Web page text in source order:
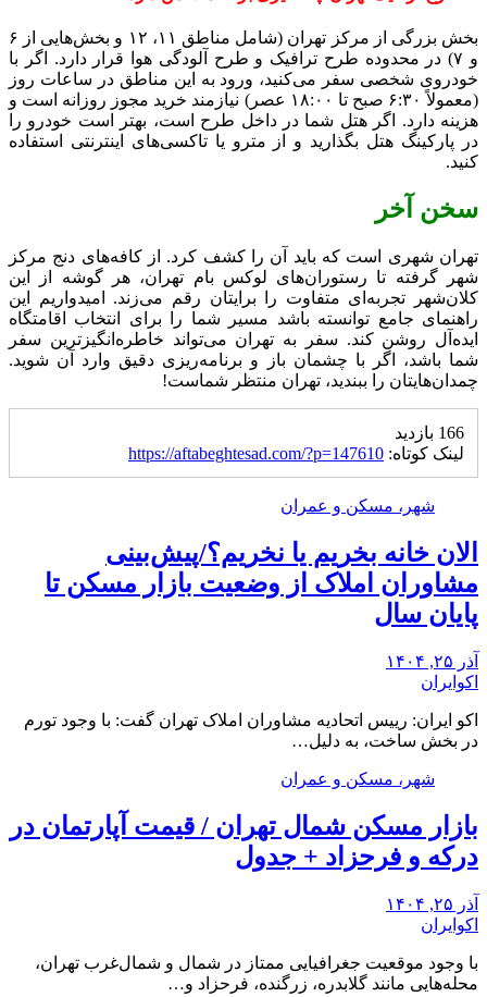
بخش بزرگی از مرکز تهران (شامل مناطق ۱۱، ۱۲ و بخش‌هایی از ۶
و ۷) در محدوده طرح ترافیک و طرح آلودگی هوا قرار دارد. اگر با
خودروی شخصی سفر می‌کنید، ورود به این مناطق در ساعات روز
(معمولاً ۶:۳۰ صبح تا ۱۸:۰۰ عصر) نیازمند خرید مجوز روزانه است و
هزینه دارد. اگر هتل شما در داخل طرح است، بهتر است خودرو را
در پارکینگ هتل بگذارید و از مترو یا تاکسی‌های اینترنتی استفاده
کنید.
سخن آخر
تهران شهری است که باید آن را کشف کرد. از کافه‌های دنج مرکز
شهر گرفته تا رستوران‌های لوکس بام تهران، هر گوشه از این
کلان‌شهر تجربه‌ای متفاوت را برایتان رقم می‌زند. امیدواریم این
راهنمای جامع توانسته باشد مسیر شما را برای انتخاب اقامتگاه
ایده‌آل روشن کند. سفر به تهران می‌تواند خاطره‌انگیزترین سفر
شما باشد، اگر با چشمان باز و برنامه‌ریزی دقیق وارد آن شوید.
چمدان‌هایتان را ببندید، تهران منتظر شماست!
166 بازدید
لینک کوتاه: https://aftabeghtesad.com/?p=147610
شهر، مسکن و عمران
الان خانه بخریم یا نخریم؟/پیش‌بینی
مشاوران املاک از وضعیت بازار مسکن تا
پایان سال
آذر ۲۵, ۱۴۰۴
اکوایران
اکو ایران: رییس اتحادیه مشاوران املاک تهران گفت: با وجود تورم
در بخش ساخت، به دلیل…
شهر، مسکن و عمران
بازار مسکن شمال تهران / قیمت آپارتمان در
درکه و فرحزاد + جدول
آذر ۲۵, ۱۴۰۴
اکوایران
با وجود موقعیت جغرافیایی ممتاز در شمال و شمال‌غرب تهران،
محله‌هایی مانند گلابدره، زرگنده، فرحزاد و…